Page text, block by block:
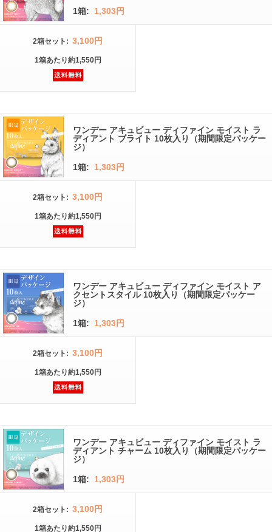
1箱: 1,303円
2箱セット : 3,100円
1箱あたり約1,550円
ワンデー アキュビュー ディファイン モイスト ラ
ディアント ブライト 10枚入り（期間限定パッケー
ジ）
1箱: 1,303円
2箱セット : 3,100円
1箱あたり約1,550円
ワンデー アキュビュー ディファイン モイスト ア
クセントスタイル 10枚入り（期間限定パッケー
ジ）
1箱: 1,303円
2箱セット : 3,100円
1箱あたり約1,550円
ワンデー アキュビュー ディファイン モイスト ラ
ディアント チャーム 10枚入り（期間限定パッケー
ジ）
1箱: 1,303円
2箱セット : 3,100円
1箱あたり約1,550円